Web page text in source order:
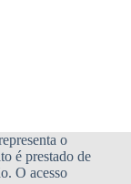
o
é prestado de
O acesso